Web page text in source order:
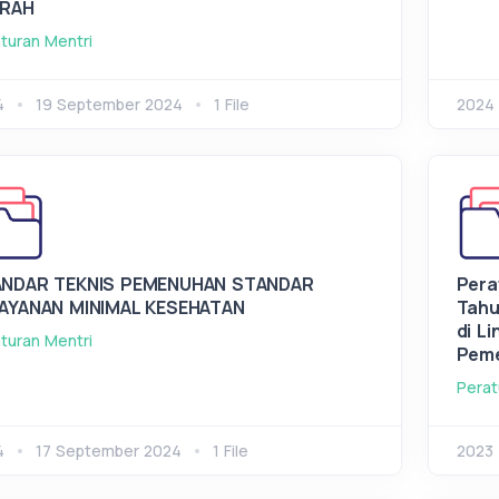
Mentri
19 September 2024 1 File 2024
TEKNIS PEMENUHAN STANDAR
MINIMAL KESEHATAN
Mentri
17 September 2024 1 File
di
2023